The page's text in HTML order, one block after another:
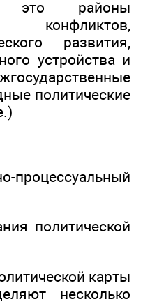
это районы
конфликтов,
развития,
устройства и
политические
политической
карты
несколько